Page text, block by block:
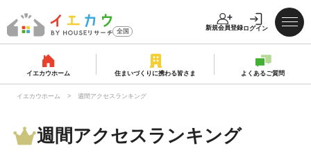
全国 新規会員登録ログイン
イエカウホーム 住まいづくりに携わる皆さま よくあるご質問
イエカウホーム 週間アクセスランキング
週間アクセスランキング